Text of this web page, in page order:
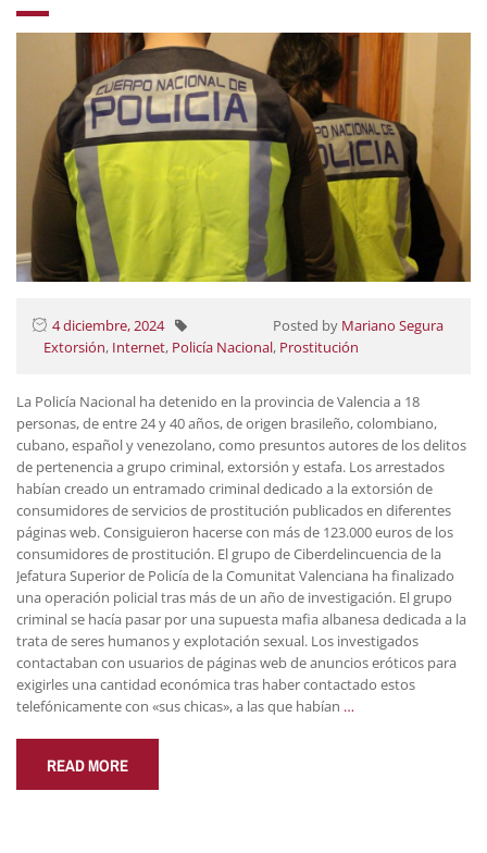
4 diciembre, 2024 Posted by Mariano Segura
Extorsión, Internet, Policía Nacional, Prostitución
La Policía Nacional ha detenido en la provincia de Valencia a 18
personas, de entre 24 y 40 años, de origen brasileño, colombiano,
cubano, español y venezolano, como presuntos autores de los delitos
de pertenencia a grupo criminal, extorsión y estafa. Los arrestados
habían creado un entramado criminal dedicado a la extorsión de
consumidores de servicios de prostitución publicados en diferentes
páginas web. Consiguieron hacerse con más de 123.000 euros de los
consumidores de prostitución. El grupo de Ciberdelincuencia de la
Jefatura Superior de Policía de la Comunitat Valenciana ha finalizado
una operación policial tras más de un año de investigación. El grupo
criminal se hacía pasar por una supuesta mafia albanesa dedicada a la
trata de seres humanos y explotación sexual. Los investigados
contactaban con usuarios de páginas web de anuncios eróticos para
exigirles una cantidad económica tras haber contactado estos
telefónicamente con «sus chicas», a las que habían …
READ MORE